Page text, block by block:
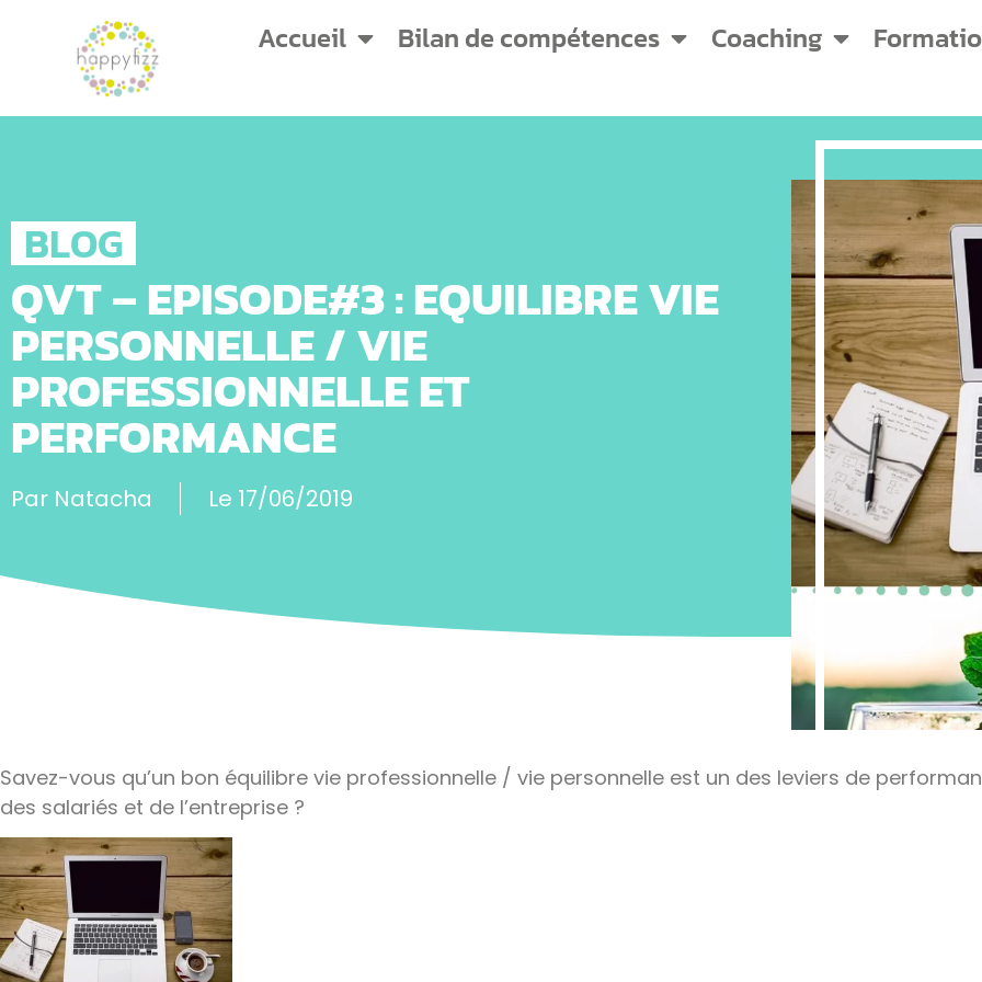
Accueil Bilan de compétences Coaching
BLOG
QVT – EPISODE#3 : EQUILIBRE VIE
PERSONNELLE / VIE
PROFESSIONNELLE ET
PERFORMANCE
Par Natacha Le 17/06/2019
Savez-vous qu’un bon équilibre vie professionnelle / vie personnelle est un des leviers de
des salariés et de l’entreprise ?